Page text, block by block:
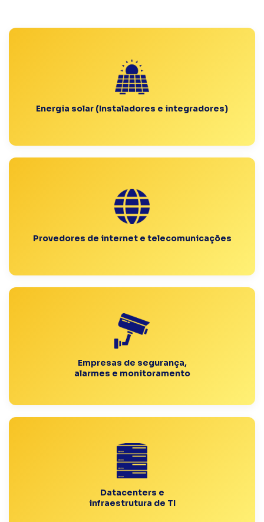
Energia solar (Instaladores e integradores)
Provedores de internet e telecomunicações
Empresas de segurança,
alarmes e monitoramento
Datacenters e
infraestrutura de TI